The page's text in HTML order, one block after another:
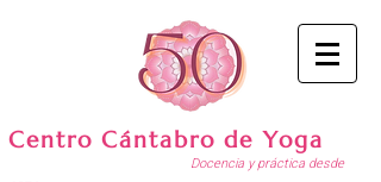
Centro Cántabro de Yoga
Docencia y práctica desde